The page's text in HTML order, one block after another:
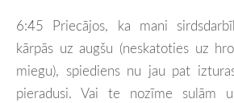
6:45 Priecājos, ka mani
kārpās uz augšu (neskatoties uz
miegu), spiediens nu jau pat
pieradusi. Vai te nozīme sulām